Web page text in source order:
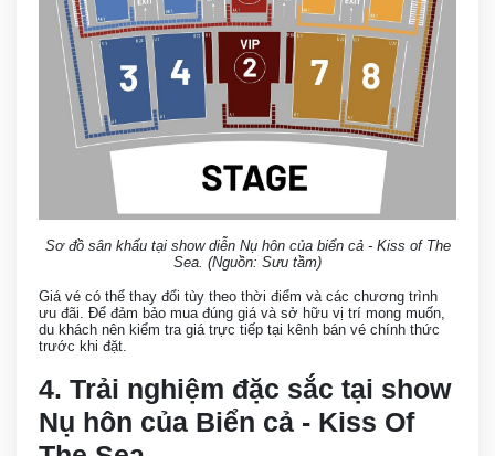
Sơ đồ sân khấu tại show diễn Nụ hôn của biển cả - Kiss of The
Sea. (Nguồn: Sưu tầm)
Giá vé có thể thay đổi tùy theo thời điểm và các chương trình
ưu đãi. Để đảm bảo mua đúng giá và sở hữu vị trí mong muốn,
du khách nên kiểm tra giá trực tiếp tại kênh bán vé chính thức
trước khi đặt.
4. Trải nghiệm đặc sắc tại show
Nụ hôn của Biển cả - Kiss Of